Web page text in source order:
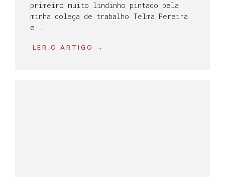
primeiro muito lindinho pintado pela
minha colega de trabalho Telma Pereira
e …
LER O ARTIGO →